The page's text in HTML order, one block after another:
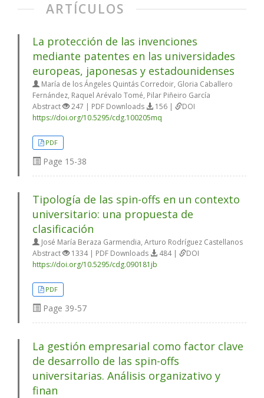
ARTÍCULOS
La protección de las invenciones
mediante patentes en las universidades
europeas, japonesas y estadounidenses
María de los Ángeles Quintás Corredoir, Gloria Caballero
Fernández, Raquel Arévalo Tomé, Pilar Piñeiro García
Abstract
247 | PDF Downloads 156 |
DOI
https://doi.org/10.5295/cdg.100205mq
PDF
Page 15-38
Tipología de las spin-offs en un contexto
universitario: una propuesta de
clasificación
José María Beraza Garmendia, Arturo Rodríguez Castellanos
Abstract
1334 | PDF Downloads 484 |
DOI
https://doi.org/10.5295/cdg.090181jb
PDF
Page 39-57
La gestión empresarial como factor clave
de desarrollo de las spin-offs
universitarias. Análisis organizativo y
finan